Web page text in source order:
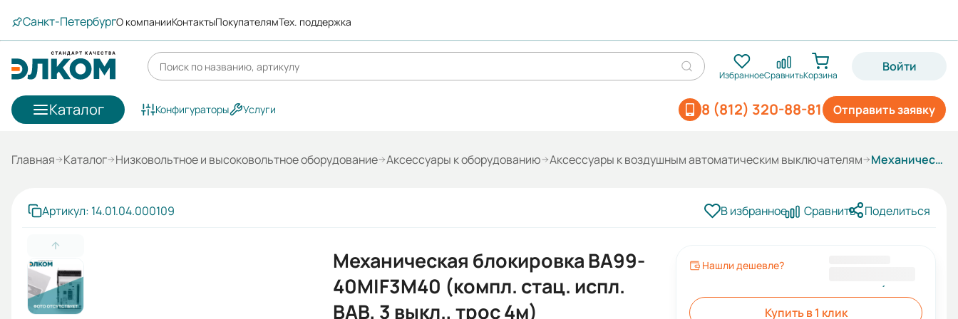
Санкт-ПетербургО компанииКонтактыПокупателямТех. поддержка
ИзбранноеСравнитьКорзина
Войти
Каталог Отправить заявку
8 (812) 320-88-81
Конфигураторы Услуги
Главная Каталог Низковольтное и высоковольтное оборудование Аксессуары к оборудованию Аксессуары к воздушным автоматическим выключателям Механическая блокировка ВА99-40MIF3M40 (компл. стац. испл. ВАВ, 3 выкл., трос 4м)
Артикул: 14.01.04.000109 В избранное Сравнить Поделиться
Механическая блокировка ВА99-
40MIF3M40 (компл. стац. испл.
ВАВ, 3 выкл., трос 4м)
Нашли дешевле?
Купить в 1 клик